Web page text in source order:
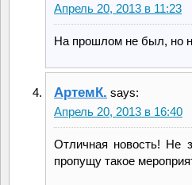
Апрель 20, 2013 в 11:23
На прошлом не был, но
АртемК. says:
Апрель 20, 2013 в 16:40
Отличная новость! Не
пропущу такое